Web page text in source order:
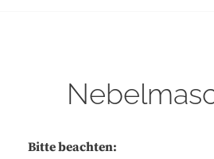
Bitte beachten: